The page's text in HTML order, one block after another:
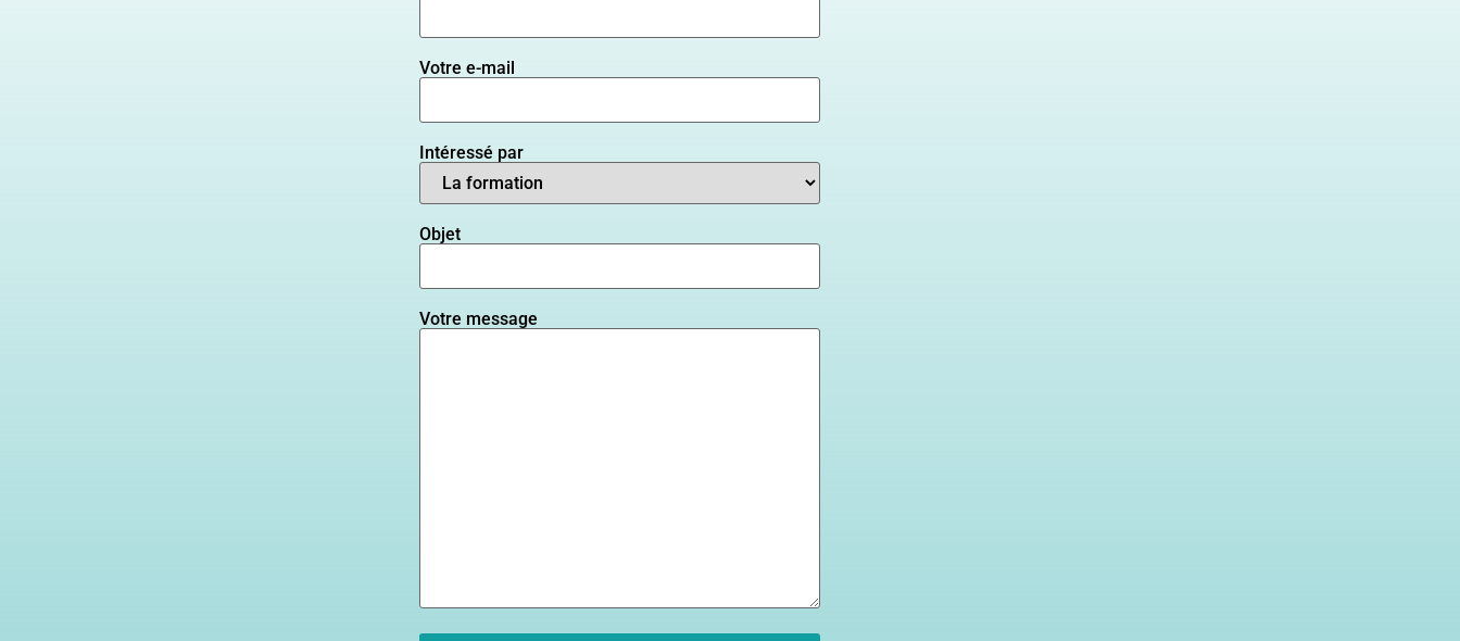
Votre e-mail
Intéressé par
Objet
Votre message